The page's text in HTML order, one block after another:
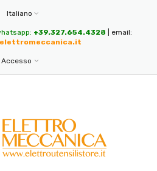
Italiano
+39.327.654.4328 | email:
Accesso